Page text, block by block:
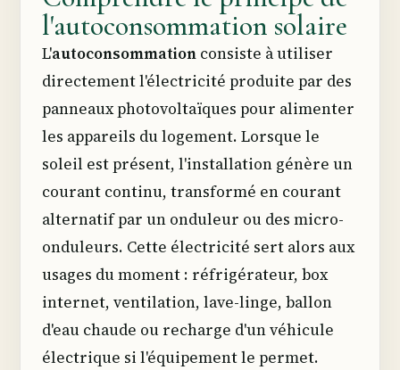
l'autoconsommation solaire
L'autoconsommation consiste à utiliser
directement l'électricité produite par des
panneaux photovoltaïques pour alimenter
les appareils du logement. Lorsque le
soleil est présent, l'installation génère un
courant continu, transformé en courant
alternatif par un onduleur ou des micro-
onduleurs. Cette électricité sert alors aux
usages du moment : réfrigérateur, box
internet, ventilation, lave-linge, ballon
d'eau chaude ou recharge d'un véhicule
électrique si l'équipement le permet.